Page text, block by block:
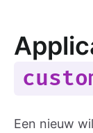
Een nieuw